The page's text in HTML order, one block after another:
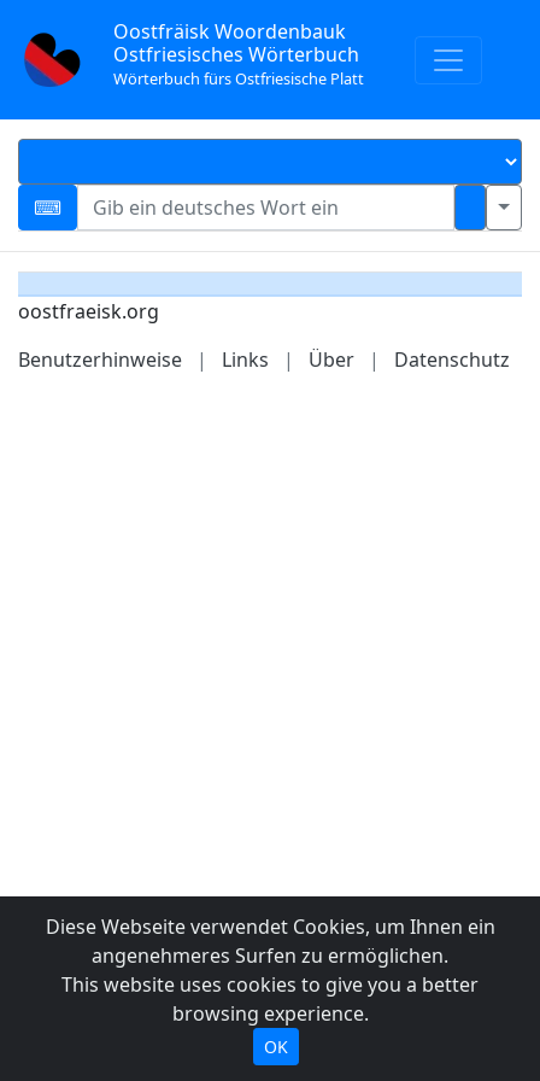
Oostfräisk Woordenbauk
Ostfriesisches Wörterbuch
Wörterbuch fürs Ostfriesische Platt
oostfraeisk.org
Benutzerhinweise
| Links | Über | Datenschutz
Diese Webseite verwendet Cookies, um Ihnen ein
angenehmeres Surfen zu ermöglichen.
This website uses cookies to give you a better
browsing experience.
OK